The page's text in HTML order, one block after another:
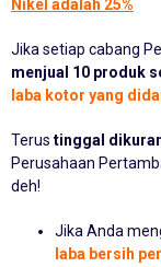
Nikel adalah 25%
Jika setiap cabang
menjual 10 produk
laba kotor yang
Terus tinggal
Perusahaan
deh!
Jika Anda
laba bersih